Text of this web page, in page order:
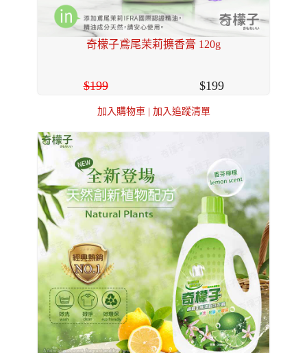
奇檬子鳶尾茉莉擴香膏 120g
199 199
加入購物車| 加入追蹤清單